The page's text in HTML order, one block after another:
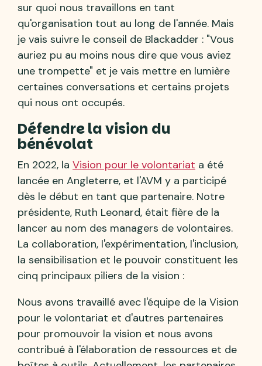
sur quoi nous travaillons en tant
qu'organisation tout au long de l'année. Mais
je vais suivre le conseil de Blackadder : "Vous
auriez pu au moins nous dire que vous aviez
une trompette" et je vais mettre en lumière
certaines conversations et certains projets
qui nous ont occupés.
Défendre la vision du
bénévolat
En 2022, la Vision pour le volontariat a été
lancée en Angleterre, et l'AVM y a participé
dès le début en tant que partenaire. Notre
présidente, Ruth Leonard, était fière de la
lancer au nom des managers de volontaires.
La collaboration, l'expérimentation, l'inclusion,
la sensibilisation et le pouvoir constituent les
cinq principaux piliers de la vision :
Nous avons travaillé avec l'équipe de la Vision
pour le volontariat et d'autres partenaires
pour promouvoir la vision et nous avons
contribué à l'élaboration de ressources et de